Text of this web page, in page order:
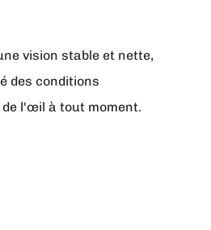
vision stable et nette,
des conditions
l'œil à tout moment.